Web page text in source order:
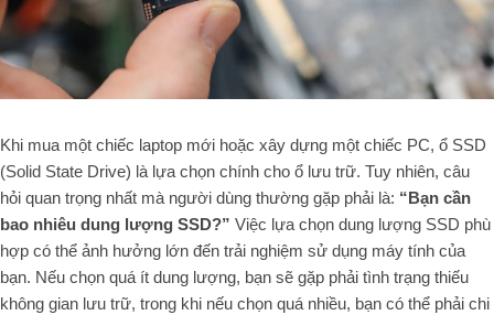
Khi mua một chiếc laptop mới hoặc xây dựng một chiếc PC, ổ SSD
(Solid State Drive) là lựa chọn chính cho ổ lưu trữ. Tuy nhiên, câu
hỏi quan trọng nhất mà người dùng thường gặp phải là: “Bạn cần
bao nhiêu dung lượng SSD?” Việc lựa chọn dung lượng SSD phù
hợp có thể ảnh hưởng lớn đến trải nghiệm sử dụng máy tính của
bạn. Nếu chọn quá ít dung lượng, bạn sẽ gặp phải tình trạng thiếu
không gian lưu trữ, trong khi nếu chọn quá nhiều, bạn có thể phải chi